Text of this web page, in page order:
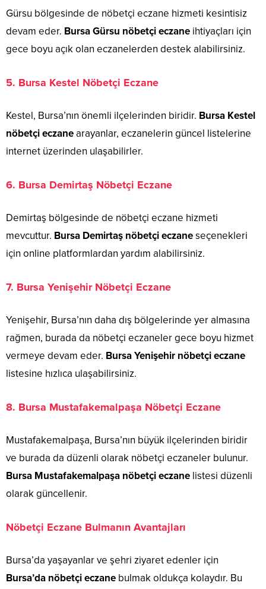
Gürsu bölgesinde de nöbetçi eczane hizmeti kesintisiz
devam eder. Bursa Gürsu nöbetçi eczane ihtiyaçları için
gece boyu açık olan eczanelerden destek alabilirsiniz.
5. Bursa Kestel Nöbetçi Eczane
Kestel, Bursa’nın önemli ilçelerinden biridir. Bursa Kestel
nöbetçi eczanearayanlar, eczanelerin güncel listelerine
internet üzerinden ulaşabilirler.
6. Bursa Demirtaş Nöbetçi Eczane
Demirtaş bölgesinde de nöbetçi eczane hizmeti
mevcuttur. Bursa Demirtaş nöbetçi eczaneseçenekleri
için online platformlardan yardım alabilirsiniz.
7. Bursa Yenişehir Nöbetçi Eczane
Yenişehir, Bursa’nın daha dış bölgelerinde yer almasına
rağmen, burada da nöbetçi eczaneler gece boyu hizmet
vermeye devam eder. Bursa Yenişehir nöbetçi eczane
listesine hızlıca ulaşabilirsiniz.
8. Bursa Mustafakemalpaşa Nöbetçi Eczane
Mustafakemalpaşa, Bursa’nın büyük ilçelerinden biridir
ve burada da düzenli olarak nöbetçi eczaneler bulunur.
Bursa Mustafakemalpaşa nöbetçi eczane listesi düzenli
olarak güncellenir.
Nöbetçi Eczane Bulmanın Avantajları
Bursa’da yaşayanlar ve şehri ziyaret edenler için
Bursa’da nöbetçi eczane bulmak oldukça kolaydır. Bu